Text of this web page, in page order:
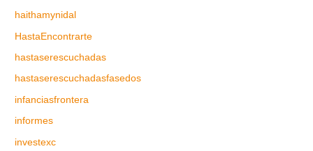
haithamynidal
HastaEncontrarte
hastaserescuchadas
hastaserescuchadasfasedos
infanciasfrontera
informes
investexc